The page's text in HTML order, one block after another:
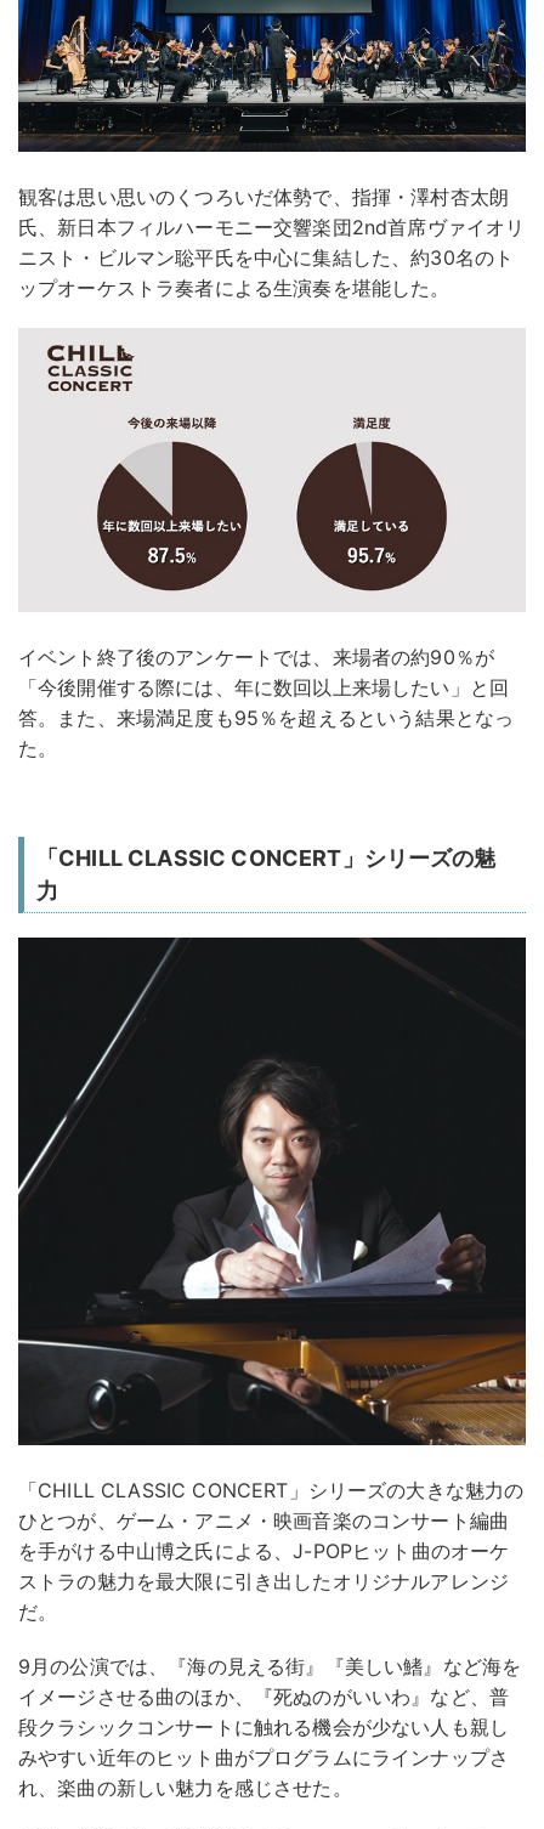
観客は思い思いのくつろいだ体勢で、指揮・澤村杏太朗
氏、新日本フィルハーモニー交響楽団2nd首席ヴァイオリ
ニスト・ビルマン聡平氏を中心に集結した、約30名のト
ップオーケストラ奏者による生演奏を堪能した。
イベント終了後のアンケートでは、来場者の約90％が
「今後開催する際には、年に数回以上来場したい」と回
答。また、来場満足度も95％を超えるという結果となっ
た。
「CHILL CLASSIC CONCERT」シリーズの魅
力
「CHILL CLASSIC CONCERT」シリーズの大きな魅力の
ひとつが、ゲーム・アニメ・映画音楽のコンサート編曲
を手がける中山博之氏による、J-POPヒット曲のオーケ
ストラの魅力を最大限に引き出したオリジナルアレンジ
だ。
9月の公演では、『海の見える街』『美しい鰭』など海を
イメージさせる曲のほか、『死ぬのがいいわ』など、普
段クラシックコンサートに触れる機会が少ない人も親し
みやすい近年のヒット曲がプログラムにラインナップさ
れ、楽曲の新しい魅力を感じさせた。